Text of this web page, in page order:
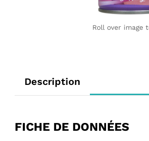
Roll over image
Description
FICHE DE DONNÉES